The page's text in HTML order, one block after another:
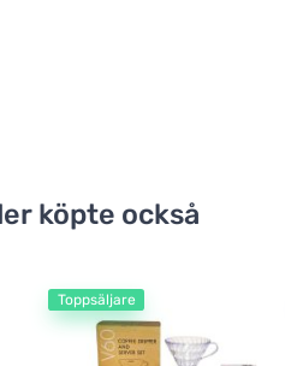
köpte också
Toppsäljare